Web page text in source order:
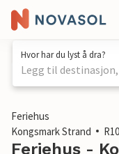
Hvor har du lyst å dra?
Legg til
1 / 30
Feriehus
Kongsmark Strand
Feriehus -